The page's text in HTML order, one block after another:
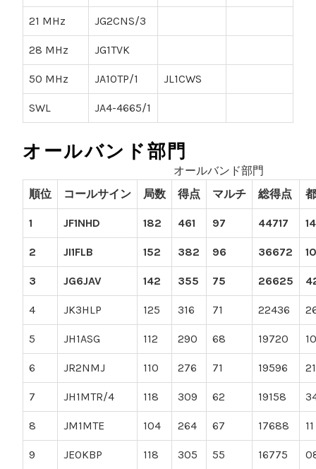
21 MHz JG2CNS/3
28 MHz JG1TVK
50 MHz JA1OTP/1 JL1CWS
SWL JA4-4665/1
オールバンド部門
オールバンド部門
順位
コールサイン 局数 得点 マルチ 総得点
1 JF1NHD 182 461 97 44717 14
2 JI1FLB 152 382 96 36672 10
3 JG6JAV 142 355 75 26625
4 JK3HLP 125 316 71 22436
5 JH1ASG 112 290 68 19720 10
6 JR2NMJ 110 276 71 19596 21
7 JH1MTR/4 118 309 62 19158
8 JM1MTE 104 264 67 17688 11
9 JE0KBP 118 305 55 16775